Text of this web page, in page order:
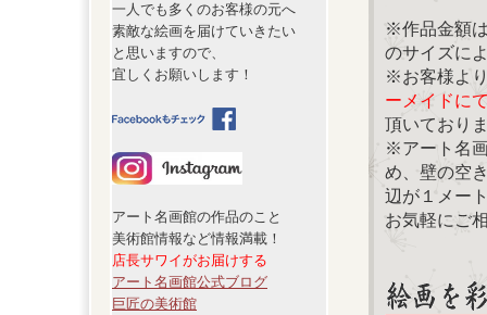
一人でも多くのお客様の元へ
素敵な絵画を届けていきたい
と思いますので、
宜しくお願いします！
アート名画館の作品のこと
美術館情報など情報満載！
店長サワイがお届けする
アート名画館公式ブログ
巨匠の美術館
※作品金額
のサイズに
※お客様よ
ーメイドに
頂いており
※アート名
め、壁の空
辺が１メー
お気軽にご